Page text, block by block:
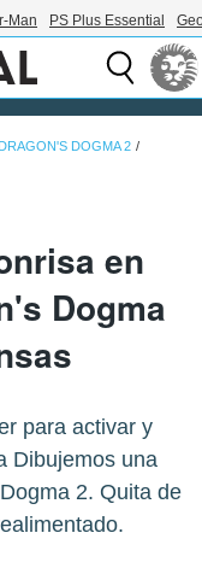
Man PS Plus Essential
DOGMA 2
en
Dogma
para activar y
Dibujemos una
2. Quita de